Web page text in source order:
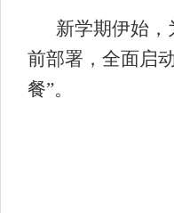
新学期伊始
前部署，全面启
餐”。